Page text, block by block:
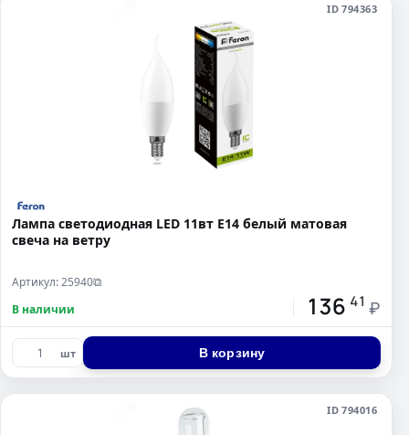
ID 794363
Лампа светодиодная LED 11вт Е14 белый матовая
свеча на ветру
Артикул: 25940⧉
В наличии 136 41 ₽
шт В корзину
ID 794016